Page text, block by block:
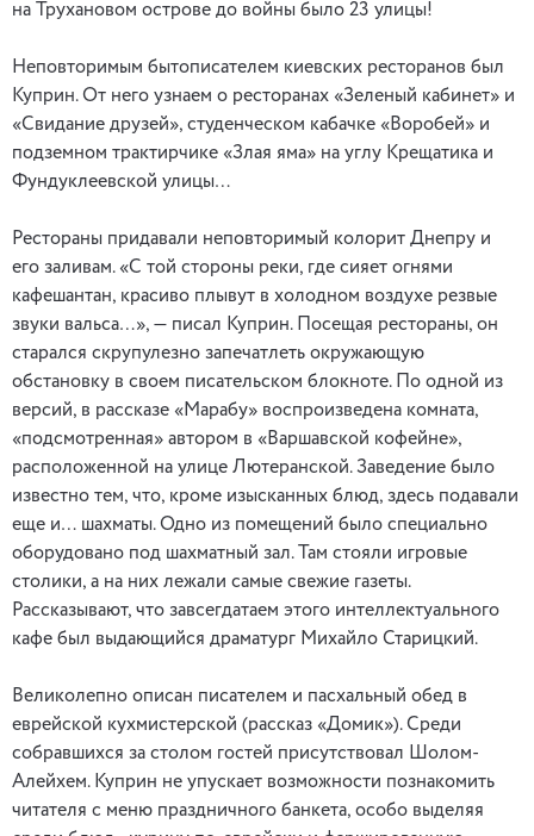
на Трухановом острове до войны было 23 улицы!
Неповторимым бытописателем киевских ресторанов был
Куприн. От него узнаем о ресторанах «Зеленый кабинет» и
«Свидание друзей», студенческом кабачке «Воробей» и
подземном трактирчике «Злая яма» на углу Крещатика и
Фундуклеевской улицы…
Рестораны придавали неповторимый колорит Днепру и
его заливам. «С той стороны реки, где сияет огнями
кафешантан, красиво плывут в холодном воздухе резвые
звуки вальса…», — писал Куприн. Посещая рестораны, он
старался скрупулезно запечатлеть окружающую
обстановку в своем писательском блокноте. По одной из
версий, в рассказе «Марабу» воспроизведена комната,
«подсмотренная» автором в «Варшавской кофейне»,
расположенной на улице Лютеранской. Заведение было
известно тем, что, кроме изысканных блюд, здесь подавали
еще и… шахматы. Одно из помещений было специально
оборудовано под шахматный зал. Там стояли игровые
столики, а на них лежали самые свежие газеты.
Рассказывают, что завсегдатаем этого интеллектуального
кафе был выдающийся драматург Михайло Старицкий.
Великолепно описан писателем и пасхальный обед в
еврейской кухмистерской (рассказ «Домик»). Среди
собравшихся за столом гостей присутствовал Шолом-
Алейхем. Куприн не упускает возможности познакомить
читателя с меню праздничного банкета, особо выделяя